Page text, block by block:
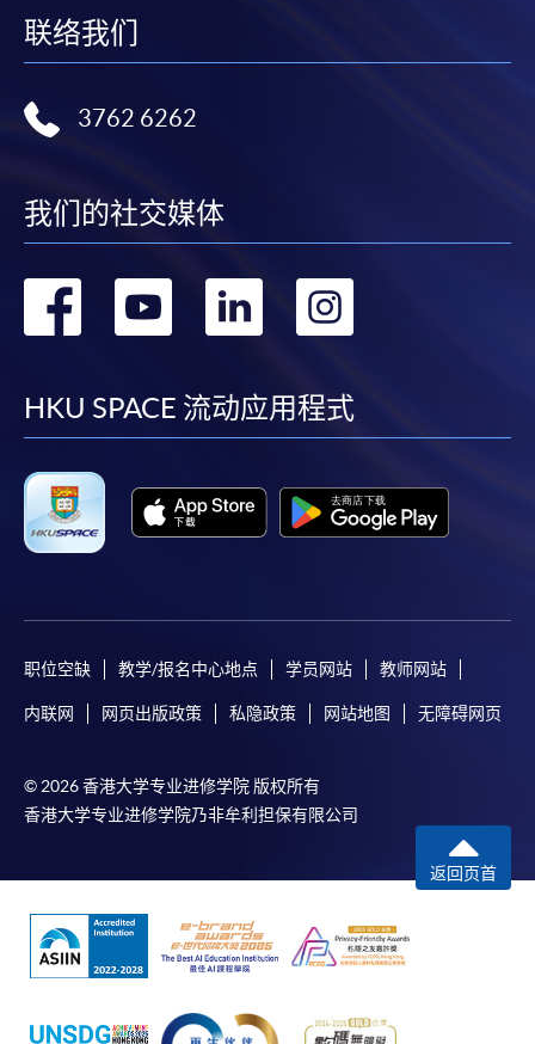
联络我们
3762 6262
我们的社交媒体
转
facebook
转
youtube
转
linkedin
HKU SPACE 流动应用程式
职位空缺 教学/报名中心地点 学员网站 教师网站
内联网 网页出版政策 私隐政策 网站地图 无障碍网页
© 2026 香港大学专业进修学院 版权所有
香港大学专业进修学院乃非牟利担保有限公司
返回页首